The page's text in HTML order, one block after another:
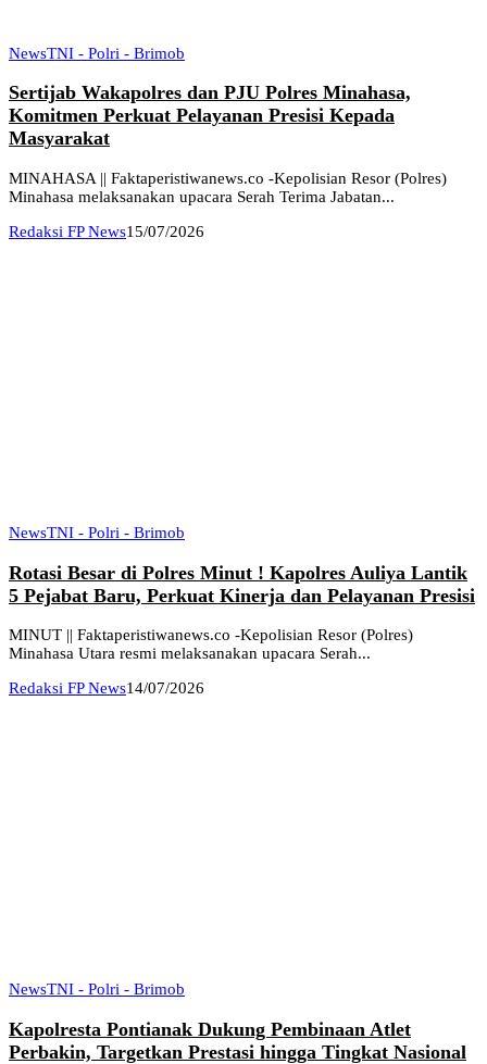
NewsTNI - Polri - Brimob
Sertijab Wakapolres dan PJU Polres Minahasa,
Komitmen Perkuat Pelayanan Presisi Kepada
Masyarakat
MINAHASA || Faktaperistiwanews.co -Kepolisian Resor (Polres)
Minahasa melaksanakan upacara Serah Terima Jabatan...
Redaksi FP News15/07/2026
NewsTNI - Polri - Brimob
Rotasi Besar di Polres Minut ! Kapolres Auliya Lantik
5 Pejabat Baru, Perkuat Kinerja dan Pelayanan Presisi
MINUT || Faktaperistiwanews.co -Kepolisian Resor (Polres)
Minahasa Utara resmi melaksanakan upacara Serah...
Redaksi FP News14/07/2026
NewsTNI - Polri - Brimob
Kapolresta Pontianak Dukung Pembinaan Atlet
Perbakin, Targetkan Prestasi hingga Tingkat Nasional